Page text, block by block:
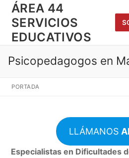
Saltar
contenido
ÁREA 44
SERVICIOS
EDUCATIVOS
Psicopedagogos en
PORTADA
LLÁMANOS
Especialistas en Dificultades